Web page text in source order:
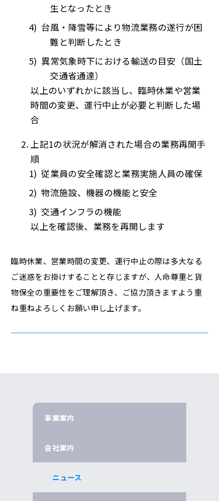
生となったとき
台風・降雪等により物流業務の遂行が困
難と判断したとき
異常気象時下における輸送の目安（国土
交通省通達）
以上のいずれかに該当し、臨時休業や営業
時間の変更、運行中止が必要と判断した場
合
上記1の状況が解消された場合の業務再開手
順
従業員の安全確認と業務実施人員の確保
物流施設、機器の機能と安全
交通インフラの機能
以上を確認後、業務を再開します
臨時休業、営業時間の変更、運行中止の際は多大なる
ご迷惑をお掛けすることと存じますが、人命尊重と貨
物保全の重要性をご理解頂き、ご協力頂きますよう重
ね重ねよろしくお願い申し上げます。
事業案内
会社案内
ニュース